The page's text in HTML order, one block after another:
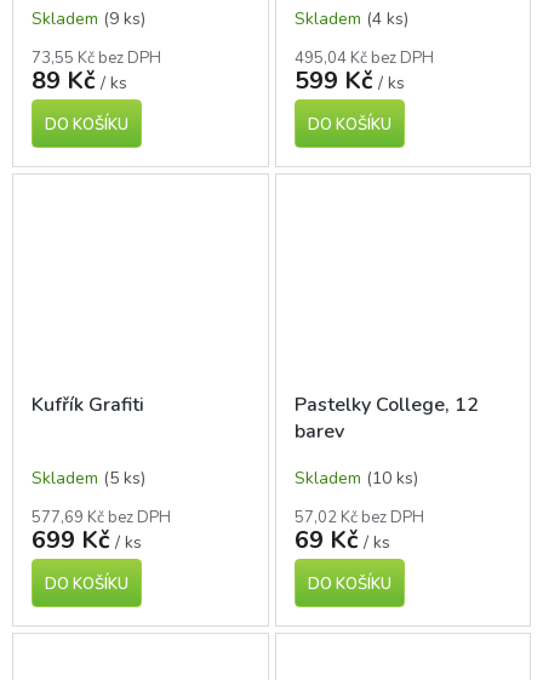
Skladem (9 ks)
73,55 Kč bez DPH
89 Kč / ks
DO KOŠÍKU
Skladem (4 ks)
495,04 Kč bez DPH
599 Kč / ks
DO KOŠÍKU
Kufřík Grafiti
Skladem (5 ks)
577,69 Kč bez DPH
699 Kč / ks
DO KOŠÍKU
Pastelky College, 12
barev
Skladem (10 ks)
57,02 Kč bez DPH
69 Kč / ks
DO KOŠÍKU